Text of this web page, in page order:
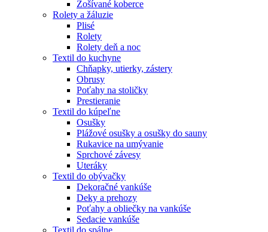
Zošívané koberce
Rolety a žáluzie
Plisé
Rolety
Rolety deň a noc
Textil do kuchyne
Chňapky, utierky, zástery
Obrusy
Poťahy na stoličky
Prestieranie
Textil do kúpeľne
Osušky
Plážové osušky a osušky do sauny
Rukavice na umývanie
Sprchové závesy
Uteráky
Textil do obývačky
Dekoračné vankúše
Deky a prehozy
Poťahy a obliečky na vankúše
Sedacie vankúše
Textil do spálne